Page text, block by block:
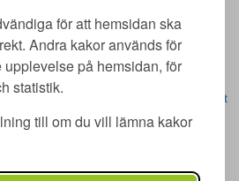
för att hemsidan ska
Andra kakor används för
upplevelse på hemsidan, för
statistik.
till om du vill lämna kakor
2 C | 213 65 Malmö | merit@meritutbildning.com